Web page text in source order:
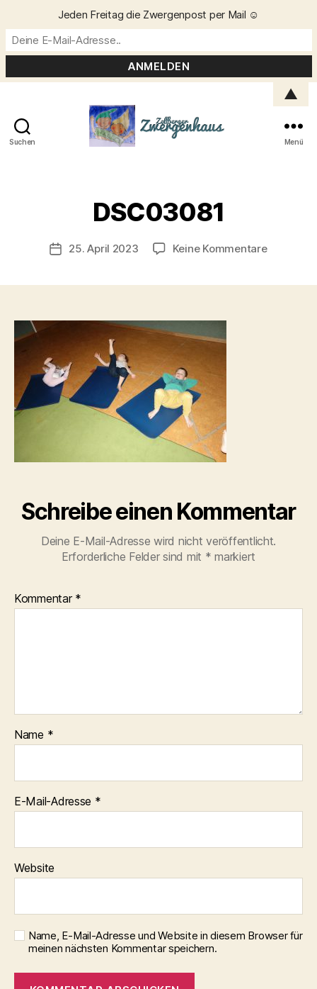
Suchen Menü
DSC03081
Beitragsautor
n
C
ri
t
Veröffentlichungsdatum
25. April 2023 Keine Kommentarezu
Schreibe einen Kommentar
Deine E-Mail-Adresse wird nicht veröffentlicht.
Erforderliche Felder sind mit * markiert
Kommentar *
Name *
E-Mail-Adresse *
Website
Name, E-Mail-Adresse und Website in diesem Browser für
meinen nächsten Kommentar speichern.
Jeden Freitag die Zwergenpost per Mail ☺️
▲